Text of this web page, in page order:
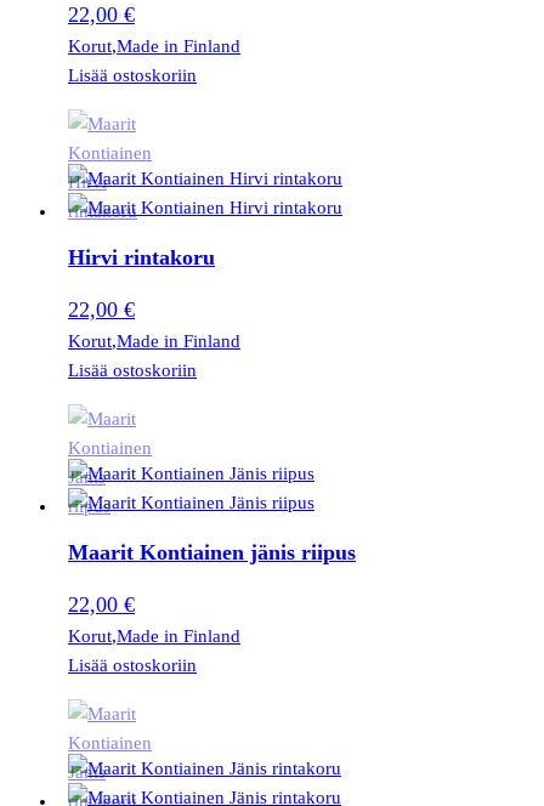
22,00 €
Korut,Made in Finland
Lisää ostoskoriin
Hirvi rintakoru
22,00 €
Korut,Made in Finland
Lisää ostoskoriin
Maarit Kontiainen jänis riipus
22,00 €
Korut,Made in Finland
Lisää ostoskoriin